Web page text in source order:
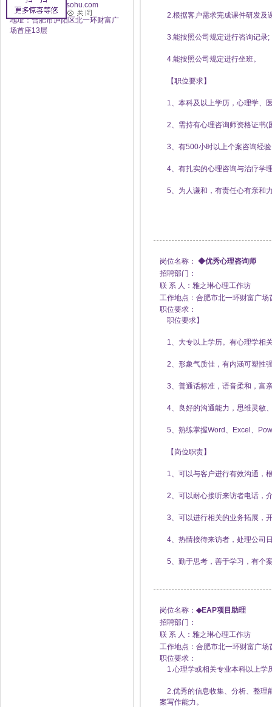
邮箱：yzlworld@sohu.com
地址：合肥市庐阳区北一环财富广
场首座13层
2.根据客户需求完成课件研发及
3.能按照公司规定进行咨询记录;
4.能按照公司规定进行坐班。
【职位要求】
1、本科及以上学历，心理学、
2、需持有心理咨询师资格证书(
3、有500小时以上个案咨询经
4、有扎实的心理咨询与治疗学
5、为人谦和，有责任心有亲和
岗位名称： ◆优秀心理咨询师
招聘部门：
联 系 人：雅之琳心理工作坊
工作地点：合肥市北一环财富广场
职位要求：
职位要求】
1、大专以上学历。有心理学相
2、形象气质佳，有内涵可塑性
3、普通话标准，语音柔和，富
4、良好的沟通能力，思维灵敏
5、熟练掌握Word、Excel、
【岗位职责】
1、可以与客户进行有效沟通，
2、可以耐心接听来访者电话，
3、可以进行相关的业务拓展，
4、热情接待来访者，处理公司
5、勤于思考，善于学习，有个
岗位名称： ◆EAP项目助理
招聘部门：
联 系 人：雅之琳心理工作坊
工作地点：合肥市北一环财富广场
职位要求：
1.心理学或相关专业本科以上学
2.优秀的信息收集、分析、整理
案写作能力。